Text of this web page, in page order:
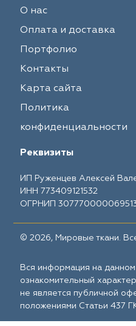
О нас
Оплата и доставка
Портфолио
Контакты
Карта сайта
Политика
конфиденциальности
Реквизиты
ИП Руженцев Алексей
ИНН 773409121532
ОГРНИП
© 2026, Мировые ткани.
Вся информация на данном
ознакомительный
не является публичной
положениями Статьи 437